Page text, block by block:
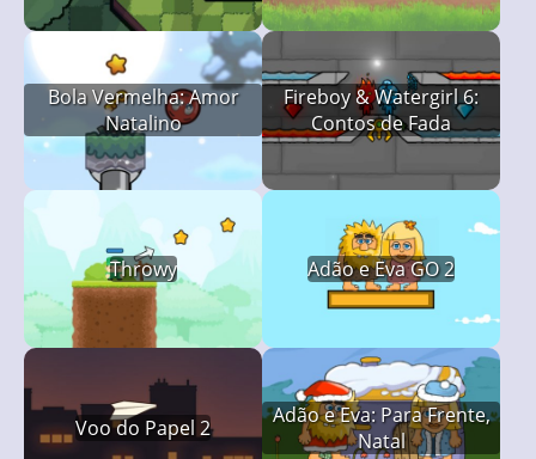
Bola Vermelha: Amor
Natalino
Fireboy & Watergirl 6:
Contos de Fada
Throwy Adão e Eva GO 2
Voo do Papel 2
Adão e Eva: Para Frente,
Natal